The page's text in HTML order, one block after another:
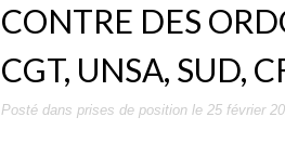
CONTRE DES
CGT, UNSA, SUD,
Posté dans prises de position le 25 février